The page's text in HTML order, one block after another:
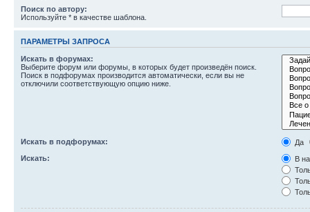
Поиск по автору:
Используйте * в качестве шаблона.
ПАРАМЕТРЫ ЗАПРОСА
Искать в форумах:
Выберите форум или форумы, в которых будет произведён поиск.
Поиск в подфорумах производится автоматически, если вы не
отключили соответствующую опцию ниже.
Искать в подфорумах:
Да
Искать:
В